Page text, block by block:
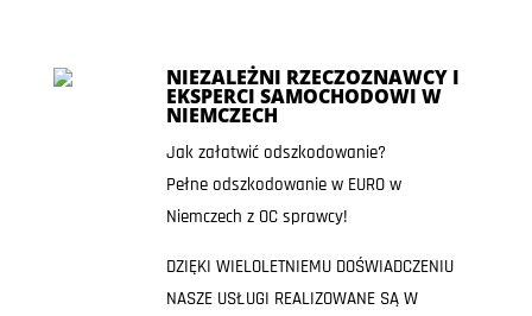
NIEZALEŻNI RZECZOZNAWCY I
EKSPERCI SAMOCHODOWI W
NIEMCZECH
Jak załatwić odszkodowanie?
Pełne odszkodowanie w EURO w
Niemczech z OC sprawcy!
DZIĘKI WIELOLETNIEMU DOŚWIADCZENIU
NASZE USŁUGI REALIZOWANE SĄ W